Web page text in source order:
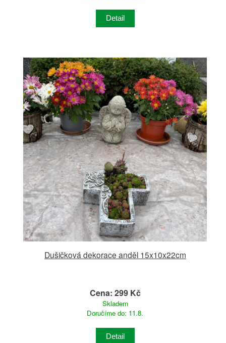
Detail
Dušičková dekorace anděl 15x10x22cm
Cena: 299 Kč
Skladem
Doručíme do: 11.8.
Detail